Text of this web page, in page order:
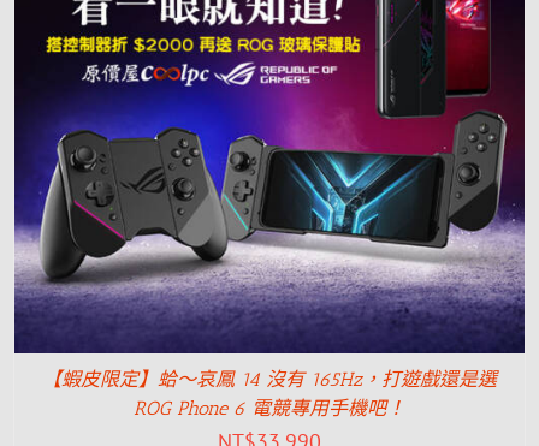
【蝦皮限定】蛤～哀鳳 14 沒有 165Hz，打遊戲還是選
ROG Phone 6 電競專用手機吧！